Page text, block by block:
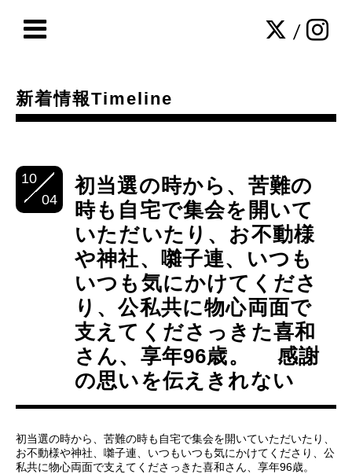
/
新着情報Timeline
10
04
初当選の時から、苦難の
時も自宅で集会を開いて
いただいたり、お不動様
や神社、囃子連、いつも
いつも気にかけてくださ
り、公私共に物心両面で
支えてくださっきた喜和
さん、享年96歳。 感謝
の思いを伝えきれない
初当選の時から、苦難の時も自宅で集会を開いていただいたり、
お不動様や神社、囃子連、いつもいつも気にかけてくださり、公
私共に物心両面で支えてくださっきた喜和さん、享年96歳。